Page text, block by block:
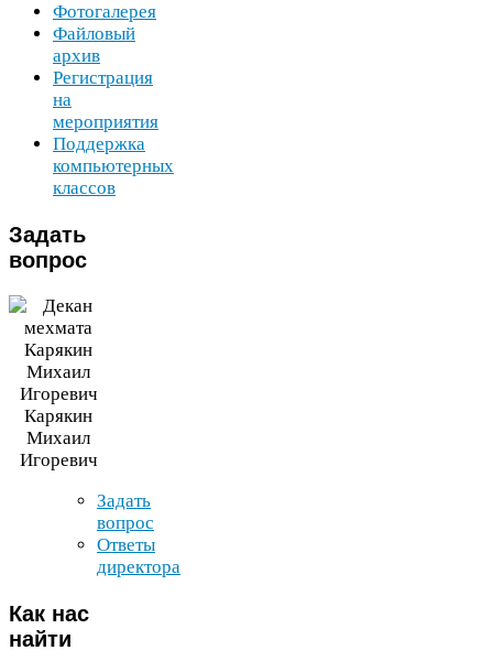
Фотогалерея
Файловый
архив
Регистрация
на
мероприятия
Поддержка
компьютерных
классов
Задать
вопрос
Карякин
Михаил
Игоревич
Задать
вопрос
Ответы
директора
Как нас
найти